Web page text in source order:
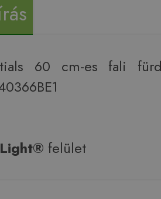
60 cm-es fali
felület